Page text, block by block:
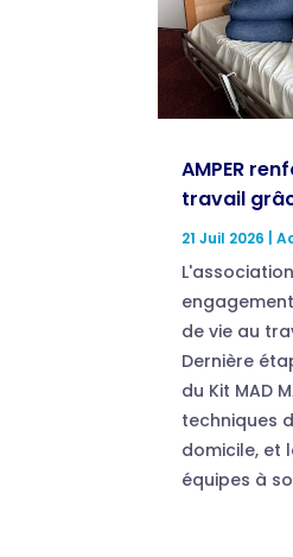
AMPER
travail
21 Juil 2026 |
de vie au
Dernière
du Kit MAD
techniques
domicile, et
équipes à